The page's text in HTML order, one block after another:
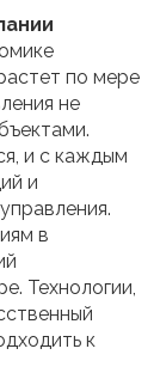
по мере
не
и с каждым
и
в
Технологии,
к